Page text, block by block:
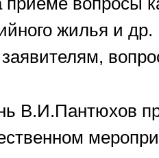
жилья и
В.И.Пантюхов